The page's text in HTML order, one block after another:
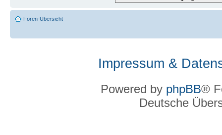
Foren-Übersicht
Impressum &
Powered by phpBB®
Deutsche